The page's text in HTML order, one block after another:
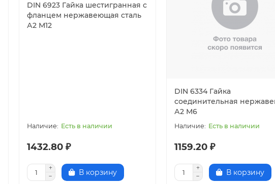
DIN 6923 Гайка шестигранная с
фланцем нержавеющая сталь
А2 М12
Есть в наличии
1432.80 ₽
В корзину
DIN 6334 Гайка
соединительная
А2 М6
Есть в наличии
1159.20 ₽
В корзину